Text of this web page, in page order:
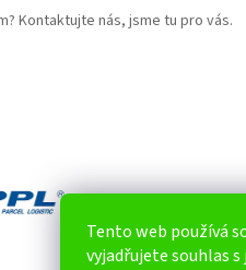
Tento web používá
vyjadřujete souhlas
Kontaktujte nás, jsme tu pro vás.